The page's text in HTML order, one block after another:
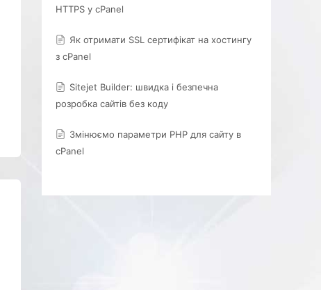
HTTPS у cPanel
Як отримати SSL сертифікат на хостингу
з cPanel
Sitejet Builder: швидка і безпечна
розробка сайтів без коду
Змінюємо параметри PHP для сайту в
cPanel